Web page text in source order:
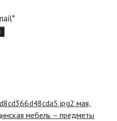
2 мая,
мебель – предметы